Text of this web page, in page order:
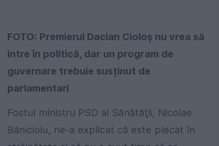
FOTO: Premierul Dacian Cioloș nu vrea să
intre în politică, dar un program de
guvernare trebuie susținut de
parlamentari
Fostul ministru PSD al Sănătăţii, Nicolae
Bănicioiu, ne-a explicat că este plecat în